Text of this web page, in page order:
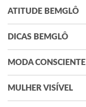
ATITUDE BEMGLÔ
DICAS BEMGLÔ
MODA CONSCIENTE
MULHER VISÍVEL